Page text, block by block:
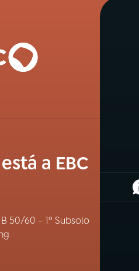
a EBC
50/60 – 1º Subsolo